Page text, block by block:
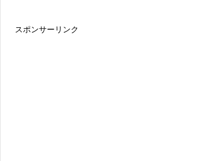
スポンサーリンク